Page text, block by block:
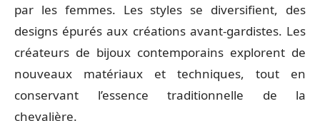
par les femmes. Les styles se diversifient, des
designs épurés aux créations avant-gardistes. Les
créateurs de bijoux contemporains explorent de
nouveaux matériaux et techniques, tout en
conservant l’essence traditionnelle de la
chevalière.